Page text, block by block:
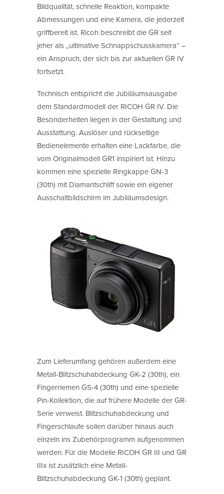
Bildqualität, schnelle Reaktion, kompakte
Abmessungen und eine Kamera, die jederzeit
griffbereit ist. Ricoh beschreibt die GR seit
jeher als „ultimative Schnappschusskamera“ –
ein Anspruch, der sich bis zur aktuellen GR IV
fortsetzt.
Technisch entspricht die Jubiläumsausgabe
dem Standardmodell der RICOH GR IV. Die
Besonderheiten liegen in der Gestaltung und
Ausstattung. Auslöser und rückseitige
Bedienelemente erhalten eine Lackfarbe, die
vom Originalmodell GR1 inspiriert ist. Hinzu
kommen eine spezielle Ringkappe GN-3
(30th) mit Diamantschliff sowie ein eigener
Ausschaltbildschirm im Jubiläumsdesign.
Zum Lieferumfang gehören außerdem eine
Metall-Blitzschuhabdeckung GK-2 (30th), ein
Fingerriemen GS-4 (30th) und eine spezielle
Pin-Kollektion, die auf frühere Modelle der GR-
Serie verweist. Blitzschuhabdeckung und
Fingerschlaufe sollen darüber hinaus auch
einzeln ins Zubehörprogramm aufgenommen
werden. Für die Modelle RICOH GR III und GR
IIIx ist zusätzlich eine Metall-
Blitzschuhabdeckung GK-1 (30th) geplant.